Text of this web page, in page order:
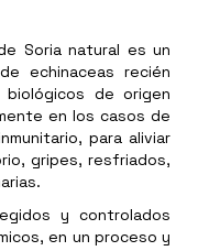
Soria natural es un
echinaceas recién
de origen
en los casos de
para aliviar
gripes, resfriados,
y controlados
en un proceso y